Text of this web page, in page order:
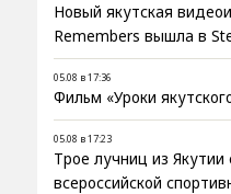
Новый якутская
Remembers вышла в
05.08 в 17:36
Фильм «Уроки
05.08 в 17:23
Трое лучниц из
всероссийской